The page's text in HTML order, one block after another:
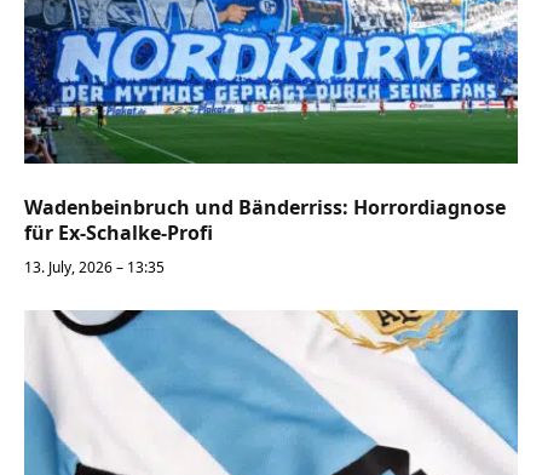
Wadenbeinbruch und Bänderriss: Horrordiagnose
für Ex-Schalke-Profi
13. July, 2026 – 13:35